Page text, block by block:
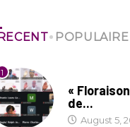
POPULAIRE
1
«
de...
August 5,